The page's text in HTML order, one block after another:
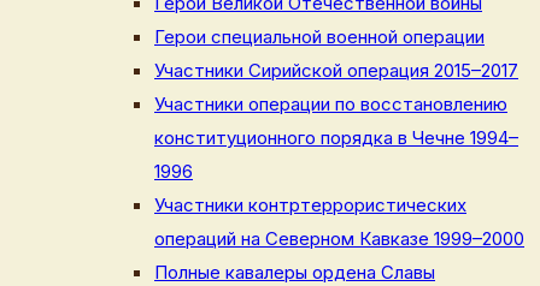
Герои специальной военной операции
Участники Сирийской операция 2015–2017
Участники операции по восстановлению
конституционного порядка в Чечне 1994–
1996
Участники контртеррористических
операций на Северном Кавказе 1999–2000
Полные кавалеры ордена Славы